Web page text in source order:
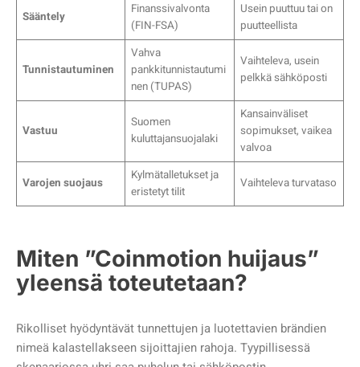
Sääntely
Finanssivalvonta
(FIN-FSA)
Usein puuttuu tai on
puutteellista
Tunnistautuminen
Vahva
pankkitunnistautumi
nen (TUPAS)
Vaihteleva, usein
pelkkä sähköposti
Vastuu
Suomen
kuluttajansuojalaki
Kansainväliset
sopimukset, vaikea
valvoa
Varojen suojaus
Kylmätalletukset ja
eristetyt tilit
Vaihteleva turvataso
Miten ”Coinmotion huijaus”
yleensä toteutetaan?
Rikolliset hyödyntävät tunnettujen ja luotettavien brändien
nimeä kalastellakseen sijoittajien rahoja. Tyypillisessä